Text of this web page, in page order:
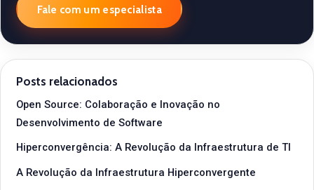
Fale com um especialista
Posts relacionados
Open Source: Colaboração e Inovação no
Desenvolvimento de Software
Hiperconvergência: A Revolução da Infraestrutura de TI
A Revolução da Infraestrutura Hiperconvergente